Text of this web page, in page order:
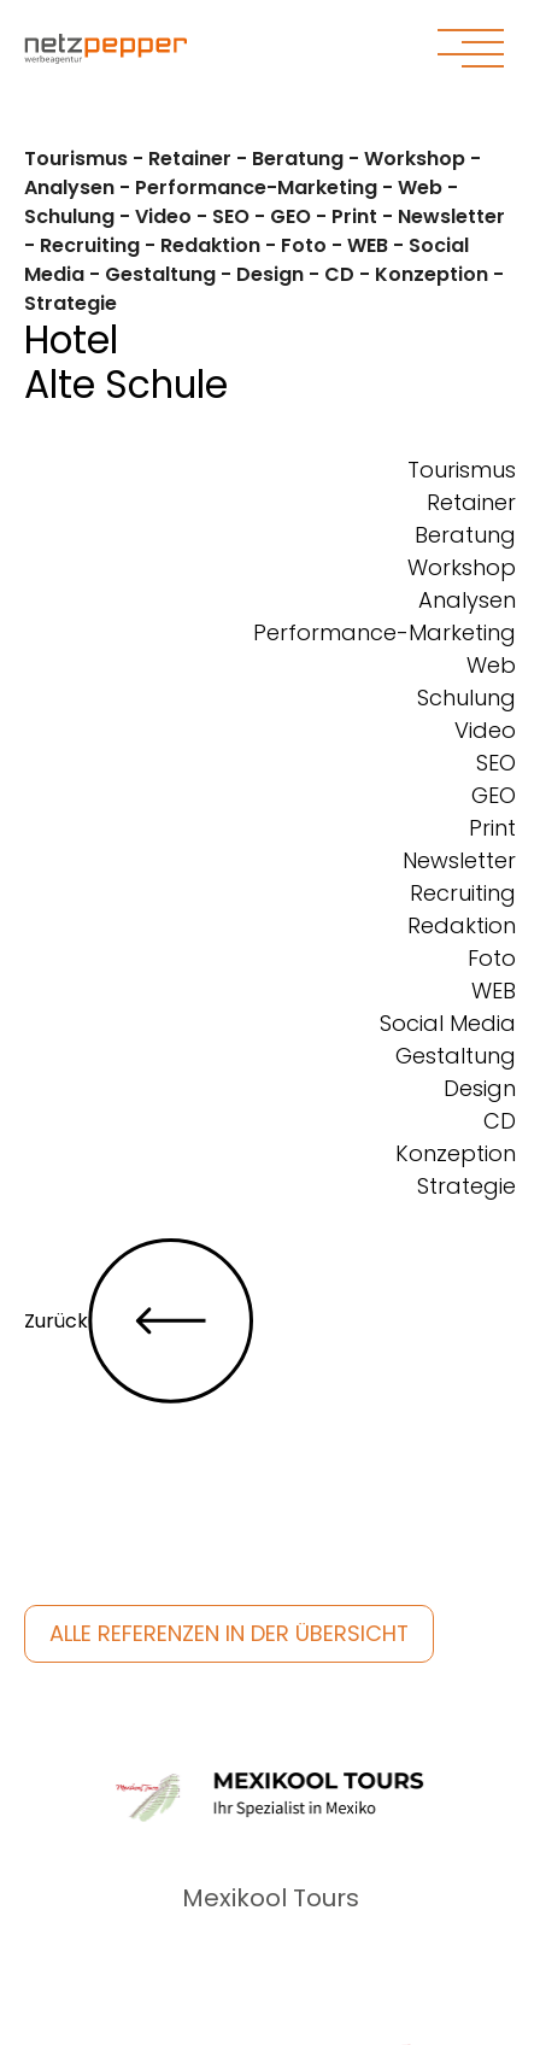
Tourismus - Retainer - Beratung - Workshop -
Analysen - Performance-Marketing - Web -
Schulung - Video - SEO - GEO - Print - Newsletter
- Recruiting - Redaktion - Foto - WEB - Social
Media - Gestaltung - Design - CD - Konzeption -
Strategie
Hotel
Alte Schule
Tourismus
Retainer
Beratung
Workshop
Analysen
Performance-Marketing
Web
Schulung
Video
SEO
GEO
Print
Newsletter
Recruiting
Redaktion
Foto
WEB
Social Media
Gestaltung
Design
CD
Konzeption
Strategie
Zurück
ALLE REFERENZEN IN DER ÜBERSICHT
Mexikool Tours